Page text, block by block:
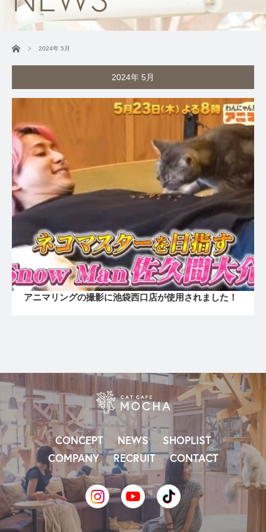
ホーム 2024年 5月
2024年 5月
アニマリングの撮影に池袋西口店が使用されました！
CONCEPT NEWS
SHOPLIST
COMPANY
RECRUIT CONTACT